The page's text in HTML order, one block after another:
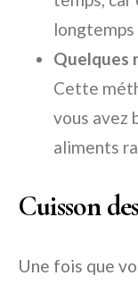
Quelques
Cette
vous avez
aliments
Cuisson
Une fois que